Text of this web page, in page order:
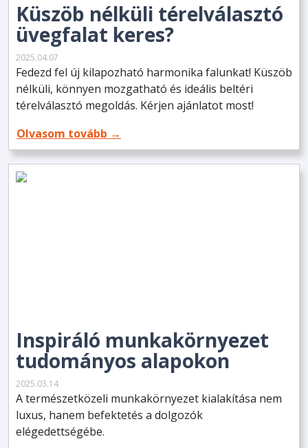
Küszöb nélküli térelválasztó
üvegfalat keres?
2025.04.07
Fedezd fel új kilapozható harmonika falunkat! Küszöb
nélküli, könnyen mozgatható és ideális beltéri
térelválasztó megoldás. Kérjen ajánlatot most!
Olvasom tovább →
Inspiráló munkakörnyezet
tudományos alapokon
2025.03.14
A természetközeli munkakörnyezet kialakítása nem
luxus, hanem befektetés a dolgozók
elégedettségébe.